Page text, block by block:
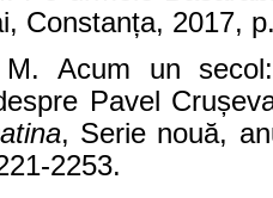
Constanța, 2017,
Acum un
Pavel
, Serie nouă,
2253.